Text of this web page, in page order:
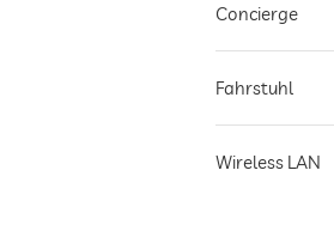
Concierge
Fahrstuhl
Wireless LAN